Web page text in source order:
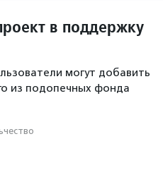
в поддержку
могут добавить
из подопечных фонда